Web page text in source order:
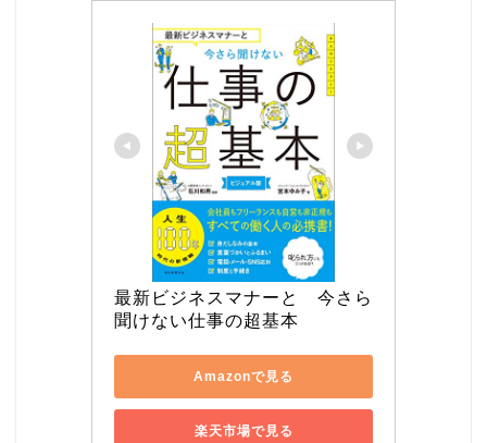
最新ビジネスマナーと　今さら
聞けない仕事の超基本
Amazonで見る
楽天市場で見る